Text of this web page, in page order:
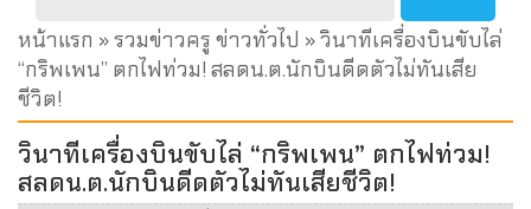
หน้าแรก »รวมข่าวครู ข่าวทั่วไป » วินาทีเครื่องบินขับไล่
“กริพเพน” ตกไฟท่วม! สลดน.ต.นักบินดีดตัวไม่ทันเสีย
ชีวิต!
วินาทีเครื่องบินขับไล่ “กริพเพน” ตกไฟท่วม!
สลดน.ต.นักบินดีดตัวไม่ทันเสียชีวิต!